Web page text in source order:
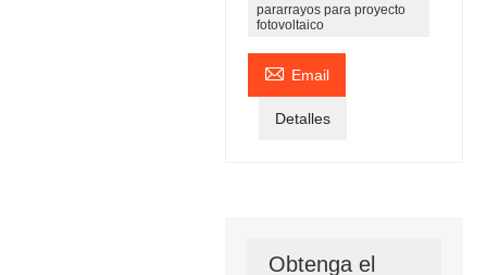
pararrayos para proyecto
fotovoltaico
 Email
Detalles
Obtenga el